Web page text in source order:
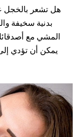
هل تشعر بالخجل
بدنية سخيفة
المشي مع
يمكن أن تؤدي